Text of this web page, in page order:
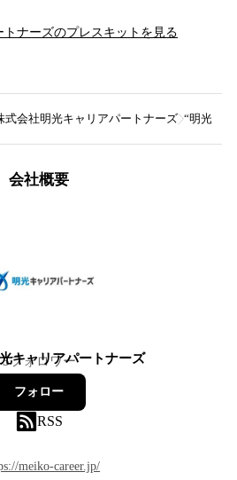
トナーズのプレスキットを見る
式会社明光キャリアパートナーズ “明光式”
会社概要
キャリアパートナーズ
5フォロワー
フォロー
RSS
meiko-career.jp/